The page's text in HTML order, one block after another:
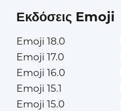
Εκδόσεις Emoji
Emoji 18.0
Emoji 17.0
Emoji 16.0
Emoji 15.1
Emoji 15.0